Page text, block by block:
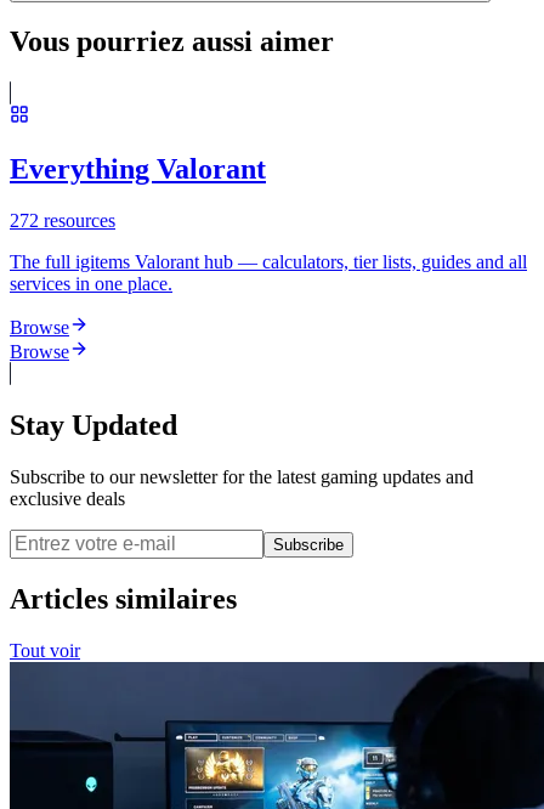
Vous pourriez aussi aimer
Everything Valorant
272 resources
The full igitems Valorant hub — calculators, tier lists, guides and all
services in one place.
Browse
Browse
Stay Updated
Subscribe to our newsletter for the latest gaming updates and
exclusive deals
Subscribe
Articles similaires
Tout voir